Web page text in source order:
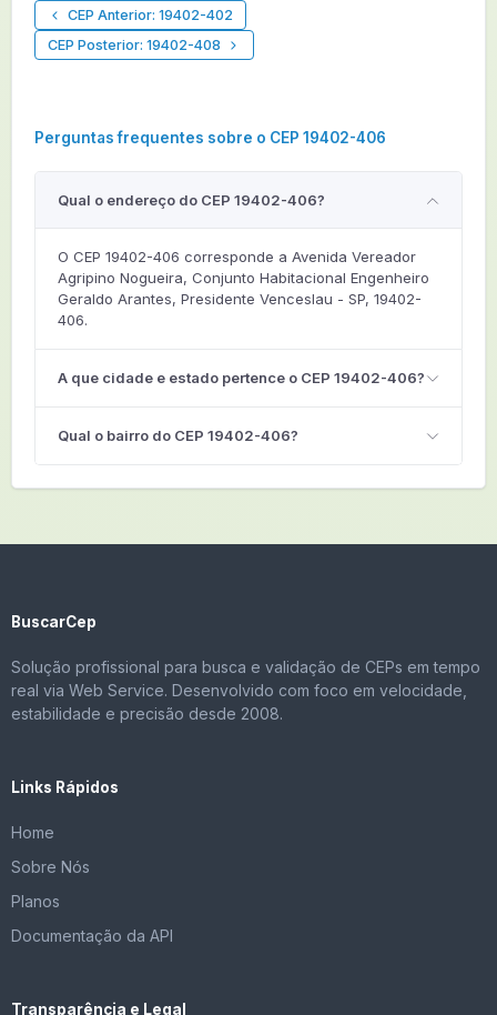
CEP Anterior: 19402-402
CEP Posterior: 19402-408
Perguntas frequentes sobre o CEP 19402-406
Qual o endereço do CEP 19402-406?
O CEP 19402-406 corresponde a Avenida Vereador
Agripino Nogueira, Conjunto Habitacional Engenheiro
Geraldo Arantes, Presidente Venceslau - SP, 19402-
406.
A que cidade e estado pertence o CEP 19402-406?
Qual o bairro do CEP 19402-406?
BuscarCep
Solução profissional para busca e validação de CEPs em tempo
real via Web Service. Desenvolvido com foco em velocidade,
estabilidade e precisão desde 2008.
Links Rápidos
Home
Sobre Nós
Planos
Documentação da API
Transparência e Legal